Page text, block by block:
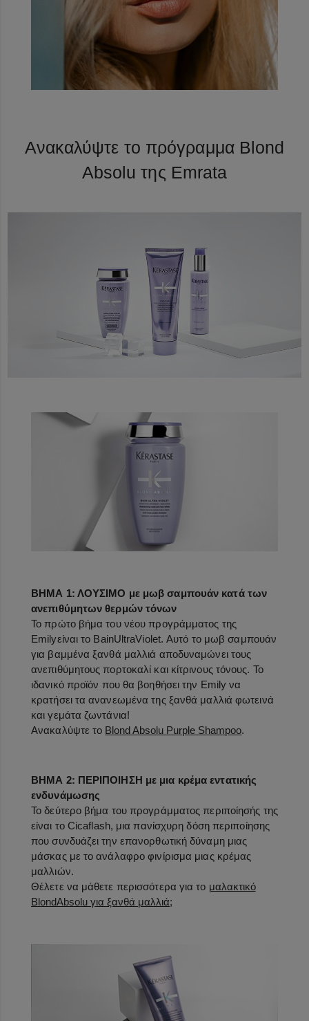
Ανακαλύψτε το πρόγραμμα Blond
Absolu της Emrata
ΒΗΜΑ 1: ΛΟΥΣΙΜΟ με μωβ σαμπουάν κατά των
ανεπιθύμητων θερμών τόνων
Το πρώτο βήμα του νέου προγράμματος της
Emilyείναι το BainUltraViolet. Αυτό το μωβ σαμπουάν
για βαμμένα ξανθά μαλλιά αποδυναμώνει τους
ανεπιθύμητους πορτοκαλί και κίτρινους τόνους. Το
ιδανικό προϊόν που θα βοηθήσει την Emily να
κρατήσει τα ανανεωμένα της ξανθά μαλλιά φωτεινά
και γεμάτα ζωντάνια!
Ανακαλύψτε το Blond Absolu Purple Shampoo.
ΒΗΜΑ 2: ΠΕΡΙΠΟΙΗΣΗ με μια κρέμα εντατικής
ενδυνάμωσης
Το δεύτερο βήμα του προγράμματος περιποίησής της
είναι το Cicaflash, μια πανίσχυρη δόση περιποίησης
που συνδυάζει την επανορθωτική δύναμη μιας
μάσκας με το ανάλαφρο φινίρισμα μιας κρέμας
μαλλιών.
Θέλετε να μάθετε περισσότερα για το μαλακτικό
BlondAbsolu για ξανθά μαλλιά;